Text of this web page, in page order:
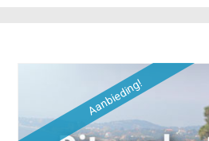
Aanbieding!